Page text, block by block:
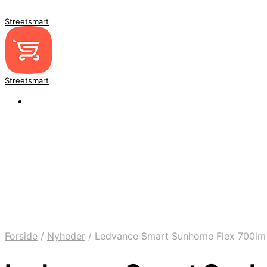
Streetsmart
Streetsmart
Forside / Nyheder / Ledvance Smart Sunhome Flex